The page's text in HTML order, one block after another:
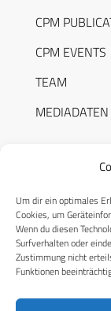
Um dir ein optimales
Cookies, um
Wenn du diesen
Surfverhalten oder
Zustimmung nicht
Funktionen
CPM
CPM EVENTS
TEAM
MEDIADATEN
Cookie-